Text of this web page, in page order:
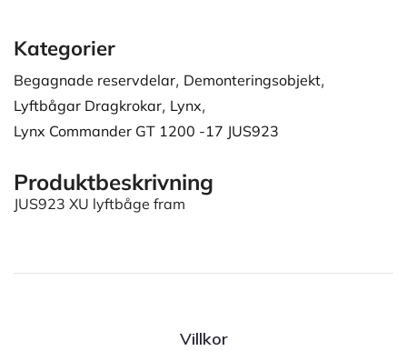
Kategorier
Begagnade reservdelar, Demonteringsobjekt,
Lyftbågar Dragkrokar, Lynx,
Lynx Commander GT 1200 -17 JUS923
Produktbeskrivning
JUS923 XU lyftbåge fram
Villkor